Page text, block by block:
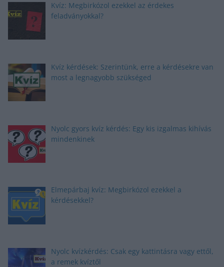
Kvíz: Megbirkózol ezekkel az érdekes
feladványokkal?
Kvíz kérdések: Szerintünk, erre a kérdésekre van
most a legnagyobb szükséged
Nyolc gyors kvíz kérdés: Egy kis izgalmas kihívás
mindenkinek
Elmepárbaj kvíz: Megbirkózol ezekkel a
kérdésekkel?
Nyolc kvízkérdés: Csak egy kattintásra vagy ettől,
a remek kvíztől